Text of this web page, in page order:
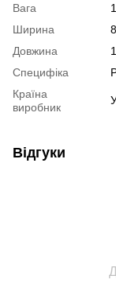
Вага
Ширина
Довжина
Специфіка
Країна
виробник
Відгуки